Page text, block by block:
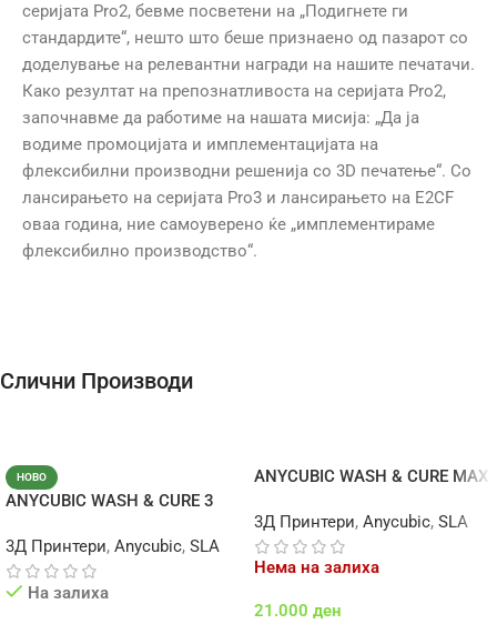
серијата Pro2, бевме посветени на „Подигнете ги
стандардите“, нешто што беше признаено од пазарот со
доделување на релевантни награди на нашите печатачи.
Како резултат на препознатливоста на серијата Pro2,
започнавме да работиме на нашата мисија: „Да ја
водиме промоцијата и имплементацијата на
флексибилни производни решенија со 3D печатење“. Со
лансирањето на серијата Pro3 и лансирањето на E2CF
оваа година, ние самоуверено ќе „имплементираме
флексибилно производство“.
Слични Производи
НОВО
ANYCUBIC WASH & CURE 3
3Д Принтери, Anycubic, SLA
На залиха
ANYCUBIC WASH & CURE MAX
3Д Принтери, Anycubic, SLA
Нема на залиха
21.000 ден